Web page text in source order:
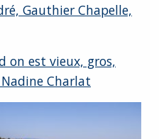
Gauthier Chapelle,
on est vieux, gros,
Charlat